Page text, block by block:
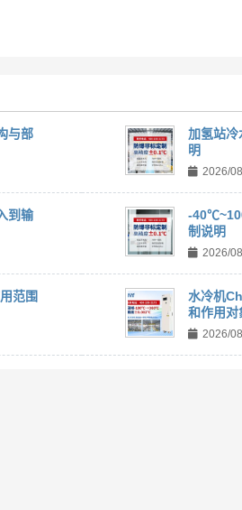
与部
加氢站冷
明
2026/
到输
-
制说明
2026/
范围
水冷机
和作用对
2026/